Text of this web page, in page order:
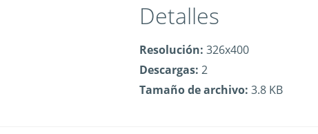
Detalles
Resolución: 326x400
Descargas: 2
Tamaño de archivo: 3.8 KB